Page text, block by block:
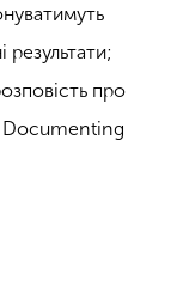
результати;
про
Documenting